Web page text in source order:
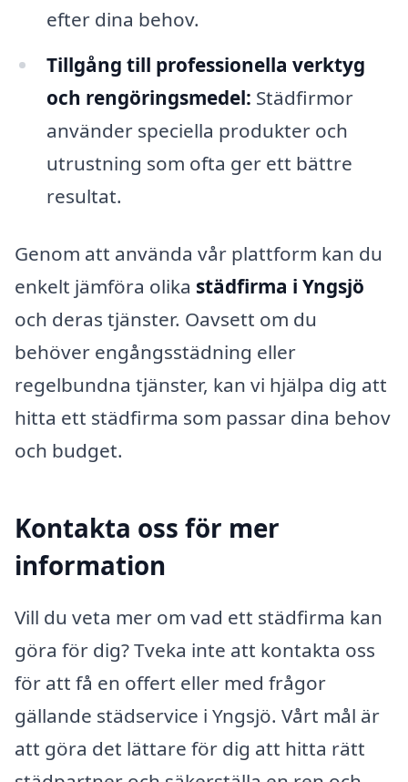
efter dina behov.
Tillgång till professionella verktyg
och rengöringsmedel: Städfirmor
använder speciella produkter och
utrustning som ofta ger ett bättre
resultat.
Genom att använda vår plattform kan du
enkelt jämföra olika städfirma i Yngsjö
och deras tjänster. Oavsett om du
behöver engångsstädning eller
regelbundna tjänster, kan vi hjälpa dig att
hitta ett städfirma som passar dina behov
och budget.
Kontakta oss för mer
information
Vill du veta mer om vad ett städfirma kan
göra för dig? Tveka inte att kontakta oss
för att få en offert eller med frågor
gällande städservice i Yngsjö. Vårt mål är
att göra det lättare för dig att hitta rätt